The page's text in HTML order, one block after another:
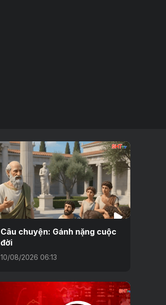
Câu chuyện: Gánh nặng cuộc
đời
10/08/2026 06:13